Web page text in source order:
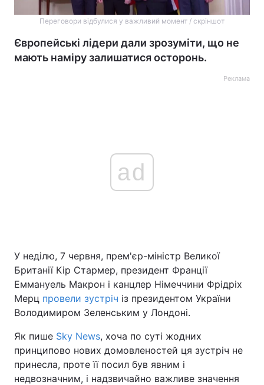
Переговори відбулися у важливий момент / скріншот
Європейські лідери дали зрозуміти, що не
мають наміру залишатися осторонь.
Реклама
ad
У неділю, 7 червня, прем'єр-міністр Великої
Британії Кір Стармер, президент Франції
Еммануель Макрон і канцлер Німеччини Фрідріх
Мерц провели зустріч із президентом України
Володимиром Зеленським у Лондоні.
Як пише Sky News, хоча по суті жодних
принципово нових домовленостей ця зустріч не
принесла, проте її посил був явним і
недвозначним, і надзвичайно важливе значення